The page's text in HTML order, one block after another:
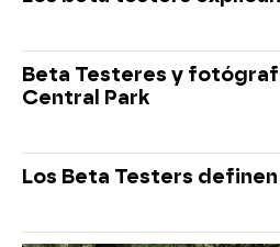
Beta Testeres y
Central Park
Los Beta Testers